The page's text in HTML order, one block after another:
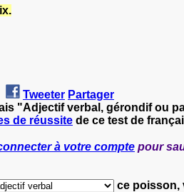
Tweeter Partager
"Adjectif verbal, gérondif ou
de réussite de ce test de
à votre compte pour
ce poisson,